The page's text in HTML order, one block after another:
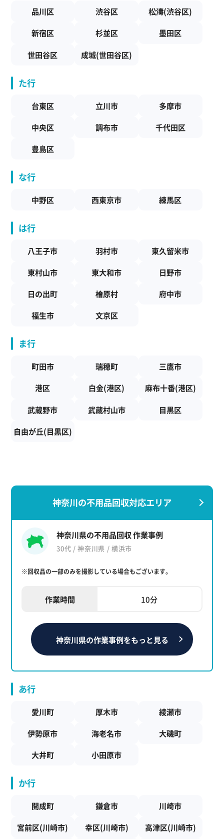
品川区 渋谷区
松濤(渋谷区)
新宿区
杉並区
墨田区
世田谷区
成城(世田谷区)
た行
台東区 立川市
多摩市
中央区
調布市
千代田区
豊島区
な行
中野区 西東京市 練馬区
は行
八王子市 羽村市
東久留米市
東村山市
東大和市
日野市
日の出町
檜原村
府中市
福生市
文京区
ま行
町田市 瑞穂町
三鷹市
港区
白金(港区)
麻布十番(港区)
武蔵野市
武蔵村山市
目黒区
自由が丘(目黒区)
神奈川の不用品回収対応エリア
神奈川県の不用品回収 作業事例
30代 / 神奈川県 / 横浜市
※回収品の一部のみを撮影している場合もございます。
作業時間 10分
神奈川県の作業事例をもっと見る
あ行
愛川町 厚木市
綾瀬市
伊勢原市
海老名市
大磯町
大井町
小田原市
か行
開成町 鎌倉市
川崎市
宮前区(川崎市)
幸区(川崎市)
高津区(川崎市)